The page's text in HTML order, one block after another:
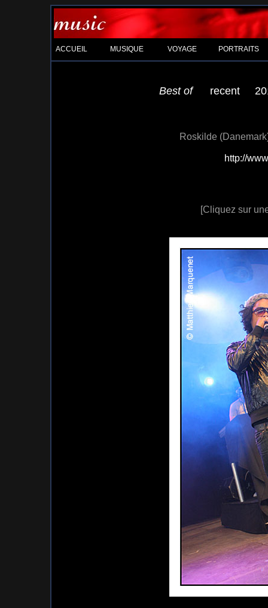
ACCUEIL MUSIQUE VOYAGE PORTRAITS
Best of recent
Roskilde
http://
[Cliquez sur